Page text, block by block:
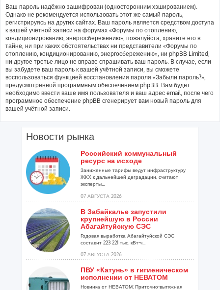
Ваш пароль надёжно зашифрован (односторонним хэшированием).
Однако не рекомендуется использовать этот же самый пароль,
регистрируясь на других сайтах. Ваш пароль является средством доступа
к вашей учётной записи на форумах «Форумы по отоплению,
кондиционированию, энергосбережению», пожалуйста, храните его в
тайне, ни при каких обстоятельствах ни представители «Форумы по
отоплению, кондиционированию, энергосбережению», ни phpBB Limited,
ни другое третье лицо не вправе спрашивать ваш пароль. В случае, если
вы забудете ваш пароль к вашей учётной записи, вы сможете
воспользоваться функцией восстановления пароля «Забыли пароль?»,
предусмотренной программным обеспечением phpBB. Вам будет
необходимо ввести ваше имя пользователя и ваш адрес email, после чего
программное обеспечение phpBB сгенерирует вам новый пароль для
вашей учётной записи.
Новости рынка
Российский коммунальный
ресурс на исходе
Заниженные тарифы ведут инфраструктуру
ЖКХ к дальнейшей деградации, считают
эксперты...
07 АВГУСТА 2026
В Забайкалье запустили
крупнейшую в России
Абагайтуйскую СЭС
Годовая выработка Абагайтуйской СЭС
составит 223 221 тыс. кВт-ч...
07 АВГУСТА 2026
ПВУ «Катунь» в гигиеническом
исполнении от НЕВАТОМ
Новинка от НЕВАТОМ: Приточно-вытяжная